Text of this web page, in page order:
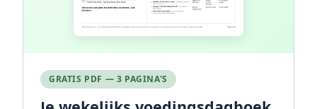
GRATIS PDF — 3 PAGINA'S